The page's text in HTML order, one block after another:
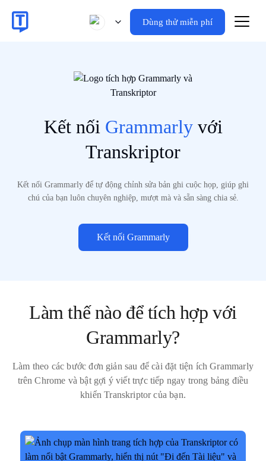
Dùng thử miễn phí
Kết nối Grammarlyvới
Transkriptor
Kết nối Grammarly để tự động chỉnh sửa bản ghi cuộc họp, giúp ghi
chú của bạn luôn chuyên nghiệp, mượt mà và sẵn sàng chia sẻ.
Kết nối Grammarly
Làm thế nào để tích hợp với
Grammarly?
Làm theo các bước đơn giản sau để cài đặt tiện ích Grammarly
trên Chrome và bật gợi ý viết trực tiếp ngay trong bảng điều
khiển Transkriptor của bạn.